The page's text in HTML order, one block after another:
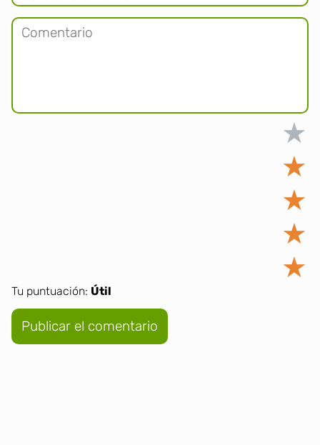
★
★
★
★
★
Tu puntuación: Útil